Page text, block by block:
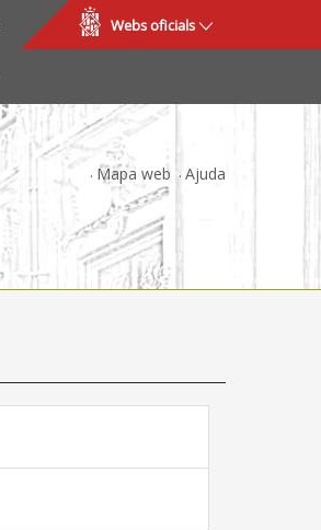
Webs oficials
Mapa web Ajuda